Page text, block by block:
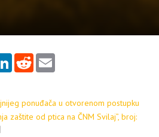
LinkedInReddit
ponuđača u otvorenom postupku
zaštite od ptica na ČNM Svilaj”, broj: